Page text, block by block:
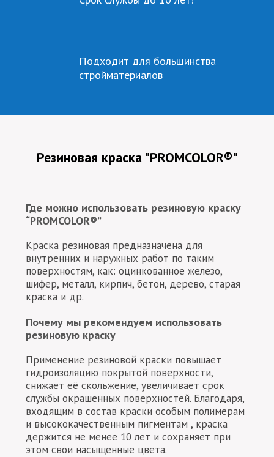
Подходит для большинства
стройматериалов
Резиновая краска "PROMCOLOR®"
Где можно использовать резиновую краску
“PROMCOLOR®”
Краска резиновая предназначена для
внутренних и наружных работ по таким
поверхностям, как: оцинкованное железо,
шифер, металл, кирпич, бетон, дерево, старая
краска и др.
Почему мы рекомендуем использовать
резиновую краску
Применение резиновой краски повышает
гидроизоляцию покрытой поверхности,
снижает её скольжение, увеличивает срок
службы окрашенных поверхностей. Благодаря,
входящим в состав краски особым полимерам
и высококачественным пигментам , краска
держится не менее 10 лет и сохраняет при
этом свои насыщенные цвета.